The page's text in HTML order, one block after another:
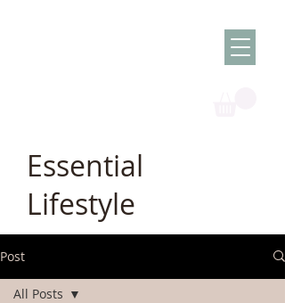
Essential
Lifestyle
Post
All Posts